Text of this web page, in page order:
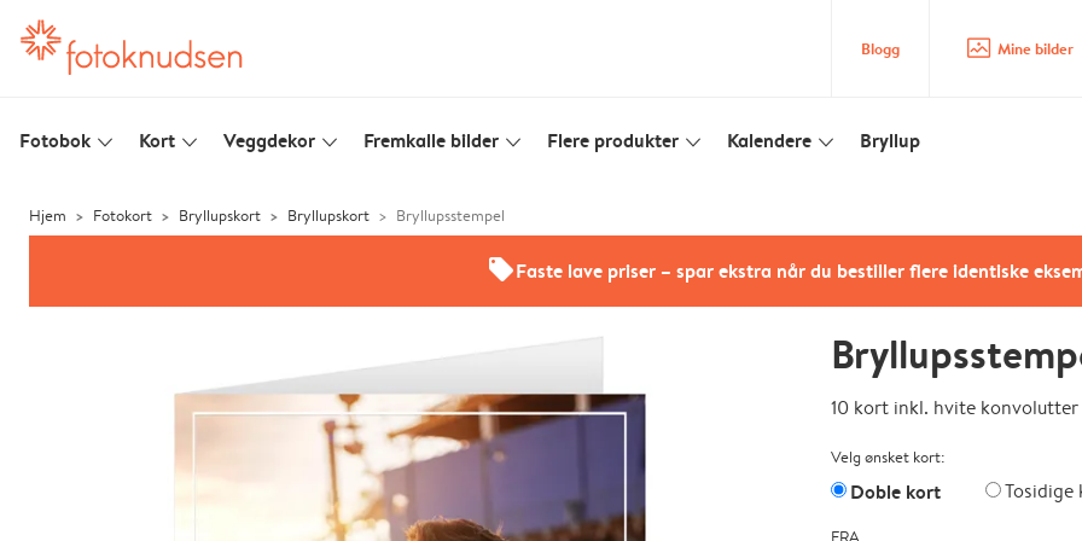
Blogg image_placeholder Mine bilder
Fotobok slim_arrow_down Kort slim_arrow_down Veggdekor slim_arrow_down Fremkalle bilder slim_arrow_down Flere produkter slim_arrow_down Kalendere slim_arrow_down Bryllup
Hjem Fotokort Bryllupskort Bryllupskort Bryllupsstempel
offersFaste lave priser – spar ekstra når du bestiller flere identiske
10 kort inkl. hvite konvolutter
Velg ønsket kort:
Doble kort Tosidige
FRA